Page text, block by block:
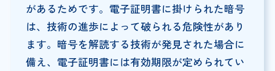
があるためです。電子証明書に掛けられた暗号
は、技術の進歩によって破られる危険性があり
ます。暗号を解読する技術が発見された場合に
備え、電子証明書には有効期限が定められてい